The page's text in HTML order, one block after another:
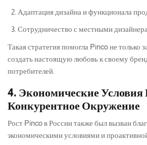
Адаптация дизайна и функционала
Сотрудничество с местными
Такая стратегия помогла Pinco не только
создать настоящую любовь к своему
потребителей.
4. Экономические Условия
Конкурентное Окружение
Рост Pinco в России также был вызван
экономическими условиями и